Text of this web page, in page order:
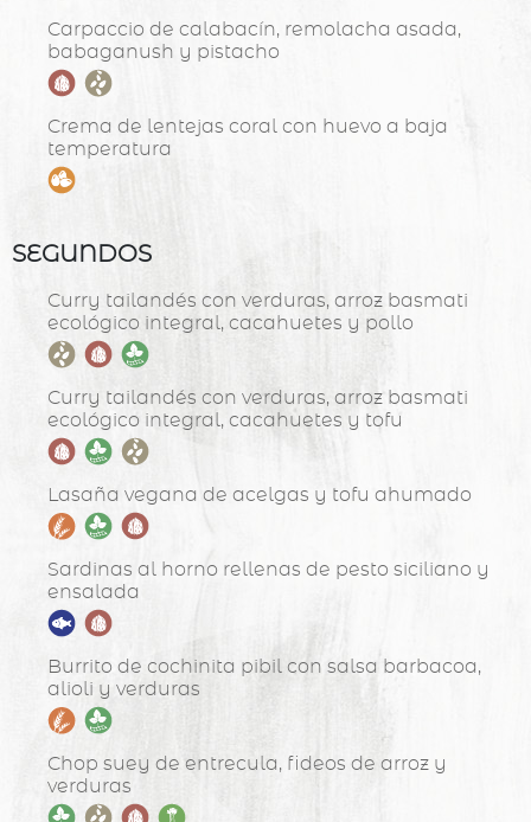
Carpaccio de calabacín, remolacha asada,
babaganush y pistacho
Crema de lentejas coral con huevo a baja
temperatura
SEGUNDOS
Curry tailandés con verduras, arroz basmati
ecológico integral, cacahuetes y pollo
Curry tailandés con verduras, arroz basmati
ecológico integral, cacahuetes y tofu
Lasaña vegana de acelgas y tofu ahumado
Sardinas al horno rellenas de pesto siciliano y
ensalada
Burrito de cochinita pibil con salsa barbacoa,
alioli y verduras
Chop suey de entrecula, fideos de arroz y
verduras